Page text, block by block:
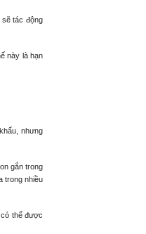
sẽ tác động
này là hạn
nhưng
gắn trong
trong nhiều
thể được